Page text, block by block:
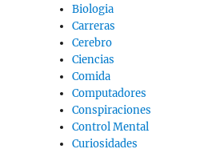
Biologia
Carreras
Cerebro
Ciencias
Comida
Computadores
Conspiraciones
Control Mental
Curiosidades